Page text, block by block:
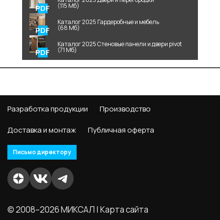
(115 Мб)
Каталог 2025 Гардеробные и мебель
(68 Мб)
Каталог 2025 Стеновые панели и двери pivot
(71 Мб)
Разработка продукции Производство
Доставка и монтаж Публичная оферта
Письмо директору
© 2008–2026 МИКСАЛ | Карта сайта